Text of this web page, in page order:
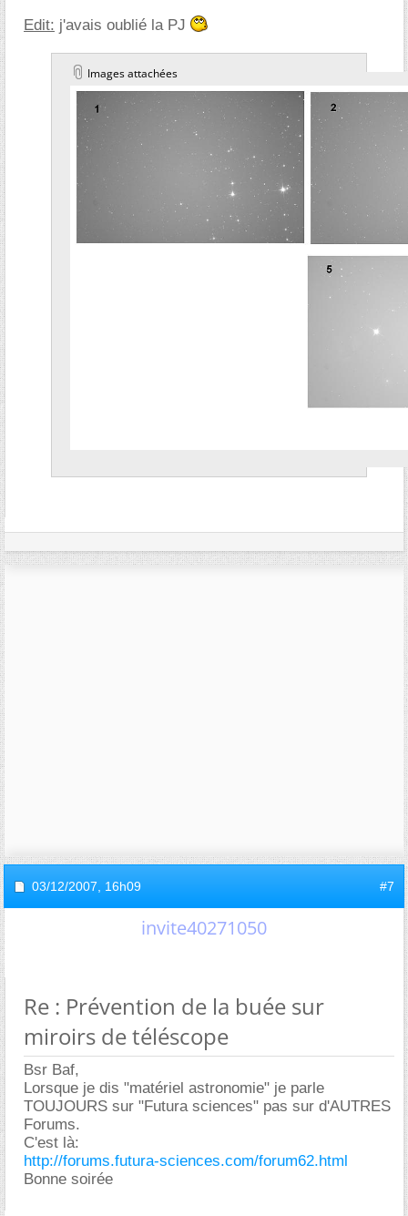
Edit: j'avais oublié la PJ
Images attachées
03/12/2007, 16h09 #7
invite40271050
Re : Prévention de la buée sur
miroirs de téléscope
Bsr Baf,
Lorsque je dis "matériel astronomie" je parle
TOUJOURS sur "Futura sciences" pas sur d'AUTRES
Forums.
C'est là:
http://forums.futura-sciences.com/forum62.html
Bonne soirée